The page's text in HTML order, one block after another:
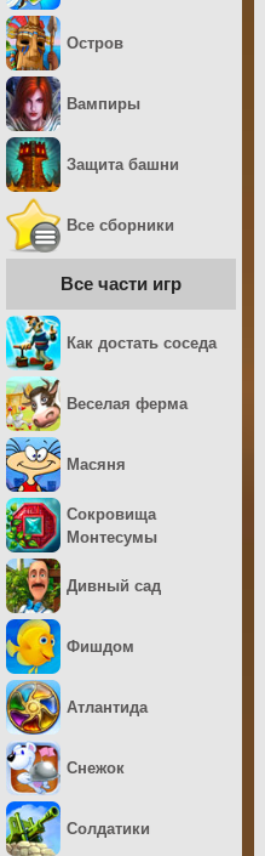
Остров
Вампиры
Защита башни
Все сборники
Все части игр
Как достать соседа
Веселая ферма
Масяня
Сокровища
Монтесумы
Дивный сад
Фишдом
Атлантида
Снежок
Солдатики